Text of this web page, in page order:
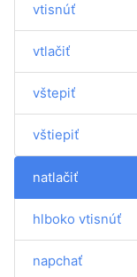
vtisnúť
vtlačiť
vštepiť
vštiepiť
natlačiť
hlboko vtisnúť
napchať